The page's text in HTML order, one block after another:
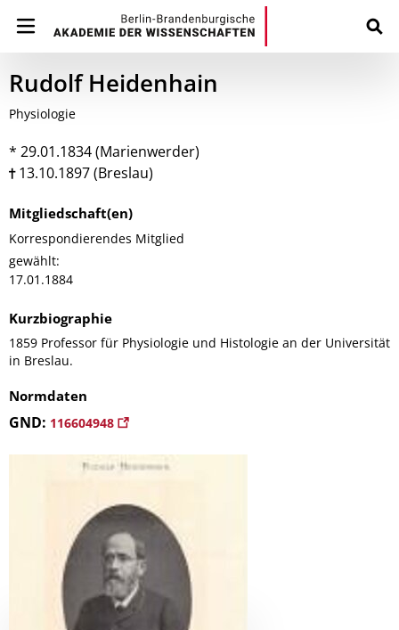
Rudolf Heidenhain
Physiologie
* 29.01.1834 (Marienwerder)
13.10.1897 (Breslau)
Mitgliedschaft(en)
Korrespondierendes Mitglied
gewählt:
17.01.1884
Kurzbiographie
1859 Professor für Physiologie und Histologie an der Universität
in Breslau.
Normdaten
GND: 116604948